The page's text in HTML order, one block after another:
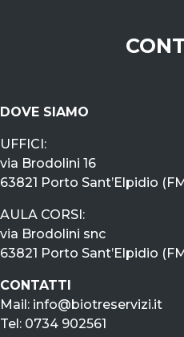
DOVE SIAMO
UFFICI:
via Brodolini 16
63821 Porto Sant’Elpidio
AULA CORSI:
via Brodolini snc
63821 Porto Sant’Elpidio
CONTATTI
Mail: info@biotreservizi.it
Tel: 0734 902561